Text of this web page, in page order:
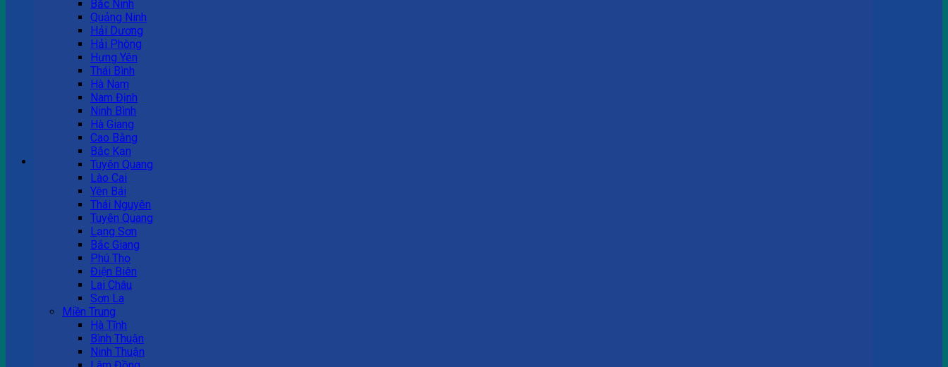
Tư vấn bán hàng
0983 863 488
Hotline hỗ trợ
0983 863 488
Giỏ hàng
Chưa có sản phẩm trong giỏ hàng.
Bắc Ninh
Quảng Ninh
Hải Dương
Hải Phòng
Hưng Yên
Thái Bình
Hà Nam
Nam Định
Ninh Bình
Hà Giang
Cao Bằng
Bắc Kạn
Tuyên Quang
Lào Cai
Yên Bái
Thái Nguyên
Tuyên Quang
Lạng Sơn
Bắc Giang
Phú Thọ
Điện Biên
Lai Châu
Sơn La
Miền Trung
Hà Tĩnh
Bình Thuận
Ninh Thuận